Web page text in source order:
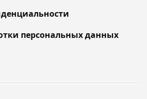
персональных данных